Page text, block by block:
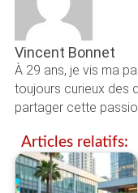
Vincent Bonnet
À 29 ans, je vis ma
toujours curieux des
partager cette
Articles relatifs: